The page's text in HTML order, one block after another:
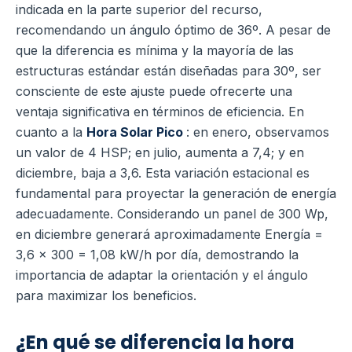
indicada en la parte superior del recurso,
recomendando un ángulo óptimo de 36º. A pesar de
que la diferencia es mínima y la mayoría de las
estructuras estándar están diseñadas para 30º, ser
consciente de este ajuste puede ofrecerte una
ventaja significativa en términos de eficiencia. En
cuanto a la Hora Solar Pico : en enero, observamos
un valor de 4 HSP; en julio, aumenta a 7,4; y en
diciembre, baja a 3,6. Esta variación estacional es
fundamental para proyectar la generación de energía
adecuadamente. Considerando un panel de 300 Wp,
en diciembre generará aproximadamente Energía =
3,6 x 300 = 1,08 kW/h por día, demostrando la
importancia de adaptar la orientación y el ángulo
para maximizar los beneficios.
¿En qué se diferencia la hora